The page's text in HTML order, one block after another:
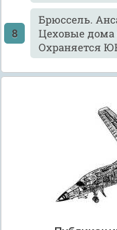
Брюссель.
Цеховые дома
Охраняется